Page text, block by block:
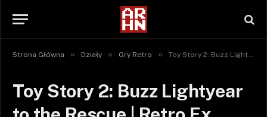
Strona Główna » Działy » Gry Retro » Toy Story 2: Buzz Lightyear to the Rescue | Retro Ex
Toy Story 2: Buzz Lightyear